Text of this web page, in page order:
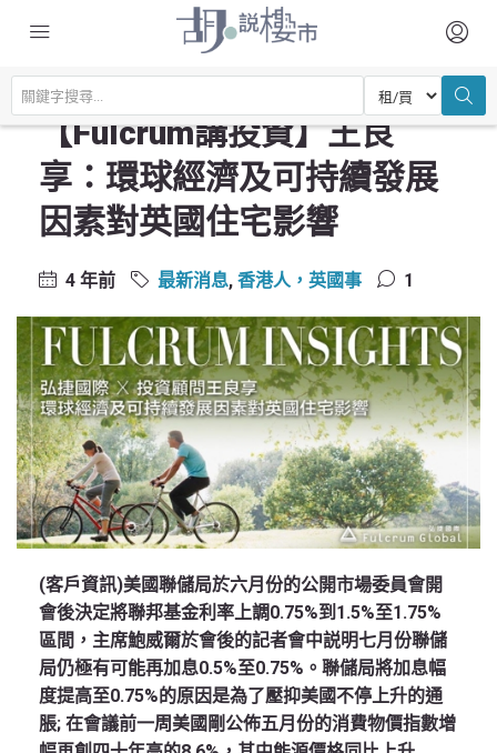
主頁
【Fulcrum講投資】王良享：環球經濟及可持續發展因素對英國住宅影響
【Fulcrum講投資】王良
享：環球經濟及可持續發展
因素對英國住宅影響
4 年前 最新消息, 香港人，英國事 1
(客戶資訊)美國聯儲局於六月份的公開市場委員會開
會後決定將聯邦基金利率上調0.75%到1.5%至1.75%
區間，主席鮑威爾於會後的記者會中説明七月份聯儲
局仍極有可能再加息0.5%至0.75%。聯儲局將加息幅
度提高至0.75%的原因是為了壓抑美國不停上升的通
脹; 在會議前一周美國剛公佈五月份的消費物價指數增